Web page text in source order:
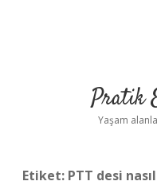
Pratik
Yaşam
Etiket: PTT desi